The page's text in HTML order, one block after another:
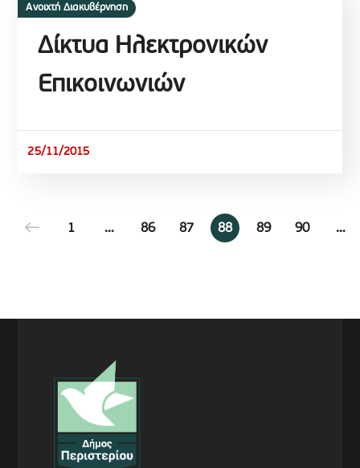
Ανοιχτή Διακυβέρνηση
Δίκτυα Ηλεκτρονικών
Επικοινωνιών
25/11/2015
1 … 86 87 88 89 90 …